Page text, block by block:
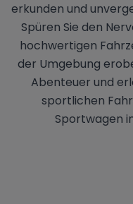
erkunden und
Spüren Sie den
hochwertigen
der Umgebung
Abenteuer und
sportlichen
Sportwagen